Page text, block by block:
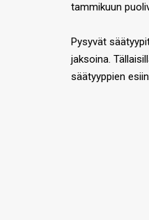
tammikuun
Pysyvät
jaksoina.
säätyyppien